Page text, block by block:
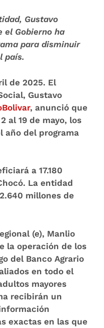
Gustavo
el Gobierno ha
para disminuir
país.
de 2025. El
Gustavo
, anunció que
al 19 de mayo, los
año del programa
a 17.180
La entidad
2.640 millones de
(e), Manlio
la operación de los
del Banco Agrario
en todo el
mayores
recibirán un
exactas en las que